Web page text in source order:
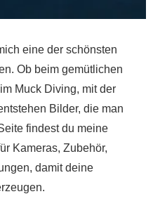
eine der schönsten
Ob beim gemütlichen
Muck Diving, mit der
Bilder, die man
findest du meine
Kameras, Zubehör,
damit deine